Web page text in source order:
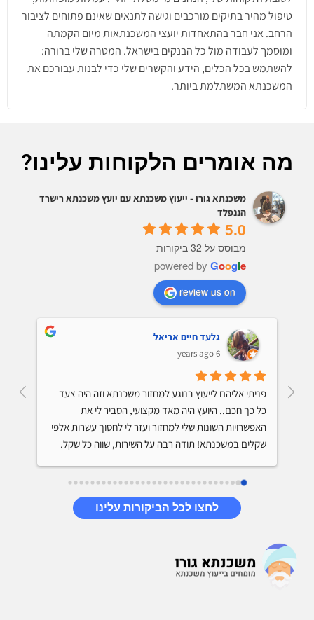
טיפול מהיר בתיקים מורכבים וגישה לתנאים שאינם פתוחים לציבור
הרחב. אני חבר בהתאחדות יועצי המשכנתאות מיום הקמתה
ומוסמך לעבודה מול כל הבנקים בישראל. המטרה שלי ברורה:
להשתמש בכל הכלים, הידע והקשרים שלי כדי לבנות עבורכם את
המשכנתא המשתלמת ביותר.
מה אומרים הלקוחות עלינו?
משכנתא גורו - ייעוץ משכנתא עם יועץ משכנתא רישרד
הננפלד
5.0
מבוסס על 32 ביקורות
powered by Google
review us on
גלעד חיים אריאל
6 years ago
שקלים במשכנתא! תודה רבה על השירות, שווה כל שקל.
לחצו לכל הביקורות עלינו